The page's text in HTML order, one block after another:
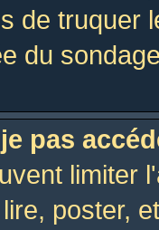
de truquer
du
pas
limiter
poster,